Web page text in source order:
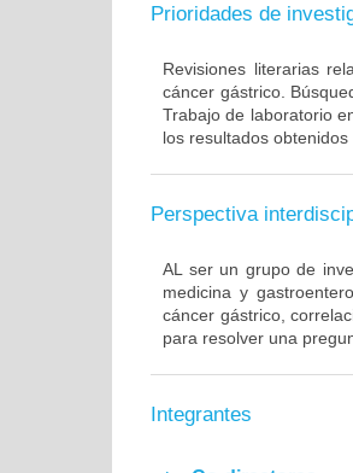
Prioridades de
Revisiones literarias
cáncer gástrico.
Trabajo de laboratorio
los resultados
Perspectiva
AL ser un grupo de
medicina y
cáncer gástrico,
para resolver una
Integrantes